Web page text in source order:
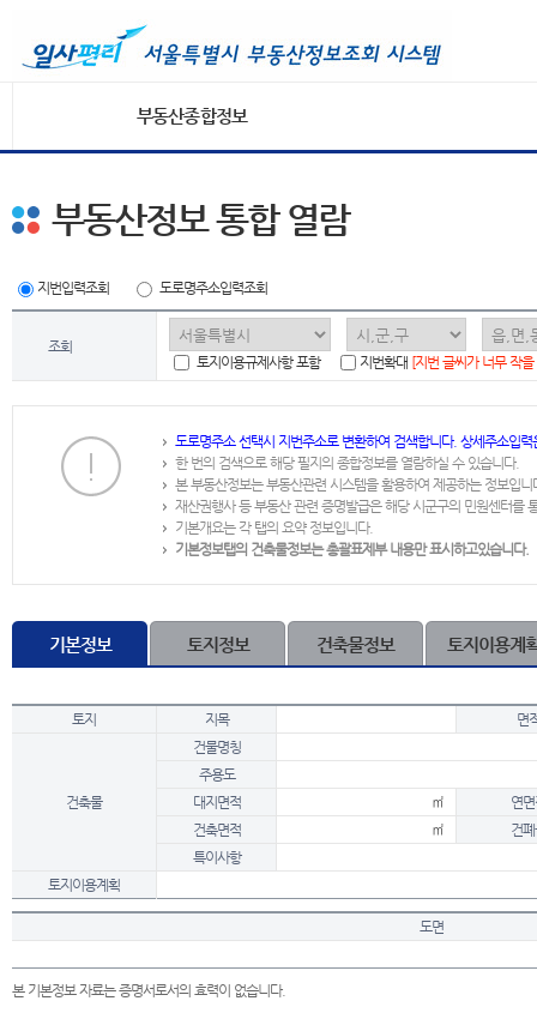
부동산종합정보
부동산정보 통합 열람
지번입력조회 도로명주소입력조회
조회
토지이용규제사항 포함
지번확대 [지번 글씨가 너무 작
도로명주소 선택시 지번주소로 변환하여 검색합니다. 상세주소입
한 번의 검색으로 해당 필지의 종합정보를 열람하실 수 있습니다.
본 부동산정보는 부동산관련 시스템을 활용하여 제공하는 정보입니
재산권행사 등 부동산 관련 증명발급은 해당 시군구의 민원센터를
기본개요는 각 탭의 요약 정보입니다.
기본정보탭의 건축물정보는 총괄표제부 내용만 표시하고있습니다.
기본정보 토지정보 건축물정보 토지이용계
토지 지목 면
건축물
건물명칭
주용도
대지면적
㎡
연
건축면적
㎡
건
특이사항
토지이용계획
도면
본 기본정보 자료는 증명서로서의 효력이 없습니다.